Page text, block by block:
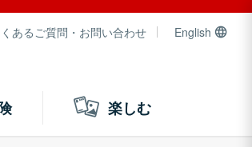
あるご質問・お問い合わせ English
楽しむ